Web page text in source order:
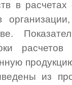
в расчетах
расчетов
из